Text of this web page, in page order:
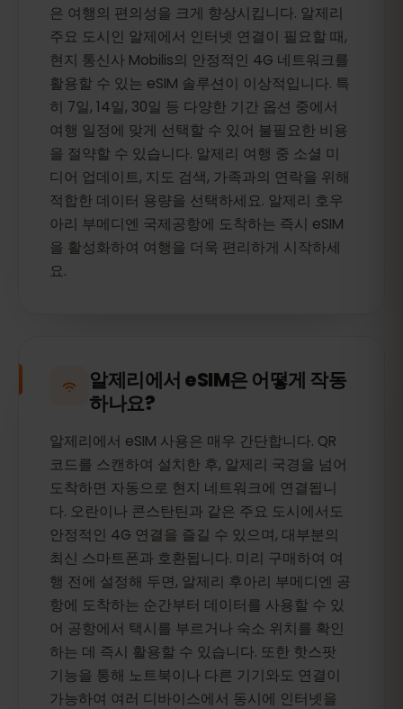
은 여행의 편의성을 크게 향상시킵니다. 알제리
주요 도시인 알제에서 인터넷 연결이 필요할 때,
현지 통신사 Mobilis의 안정적인 4G 네트워크를
활용할 수 있는 eSIM 솔루션이 이상적입니다. 특
히 7일, 14일, 30일 등 다양한 기간 옵션 중에서
여행 일정에 맞게 선택할 수 있어 불필요한 비용
을 절약할 수 있습니다. 알제리 여행 중 소셜 미
디어 업데이트, 지도 검색, 가족과의 연락을 위해
적합한 데이터 용량을 선택하세요. 알제리 호우
아리 부메디엔 국제공항에 도착하는 즉시 eSIM
을 활성화하여 여행을 더욱 편리하게 시작하세
요.
알제리에서 eSIM은 어떻게 작동
하나요?
알제리에서 eSIM 사용은 매우 간단합니다. QR
코드를 스캔하여 설치한 후, 알제리 국경을 넘어
도착하면 자동으로 현지 네트워크에 연결됩니
다. 오란이나 콘스탄틴과 같은 주요 도시에서도
안정적인 4G 연결을 즐길 수 있으며, 대부분의
최신 스마트폰과 호환됩니다. 미리 구매하여 여
행 전에 설정해 두면, 알제리 후아리 부메디엔 공
항에 도착하는 순간부터 데이터를 사용할 수 있
어 공항에서 택시를 부르거나 숙소 위치를 확인
하는 데 즉시 활용할 수 있습니다. 또한 핫스팟
기능을 통해 노트북이나 다른 기기와도 연결이
가능하여 여러 디바이스에서 동시에 인터넷을